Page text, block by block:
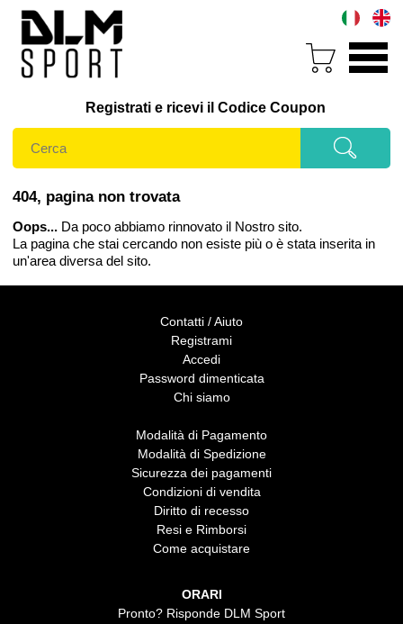
Registrati e ricevi il Codice Coupon
404, pagina non trovata
Oops... Da poco abbiamo rinnovato il Nostro sito.
La pagina che stai cercando non esiste più o è stata inserita in
un'area diversa del sito.
Contatti / Aiuto
Registrami
Accedi
Password dimenticata
Chi siamo
Modalità di Pagamento
Modalità di Spedizione
Sicurezza dei pagamenti
Condizioni di vendita
Diritto di recesso
Resi e Rimborsi
Come acquistare
ORARI
Pronto? Risponde DLM Sport